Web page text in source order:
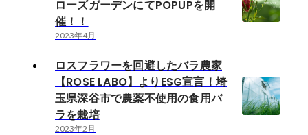
ローズガーデンにてPOPUPを開
催！！
2023年4月
ロスフラワーを回避したバラ農家
【ROSE LABO】よりESG宣言！埼
玉県深谷市で農薬不使用の食用バ
ラを栽培
2023年2月